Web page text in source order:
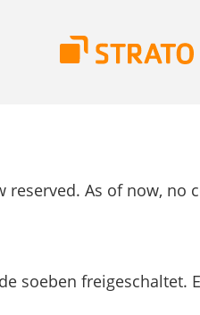
reserved. As of now, no
soeben freigeschaltet.